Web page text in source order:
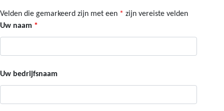
Velden die gemarkeerd zijn met een * zijn vereiste velden
Uw naam *
Uw bedrijfsnaam